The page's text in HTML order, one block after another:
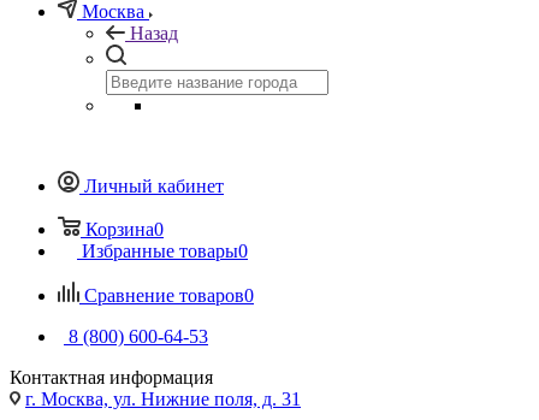
Москва
Назад
Личный кабинет
Корзина0
Избранные товары0
Сравнение товаров0
8 (800) 600-64-53
Контактная информация
г. Москва, ул. Нижние поля, д. 31